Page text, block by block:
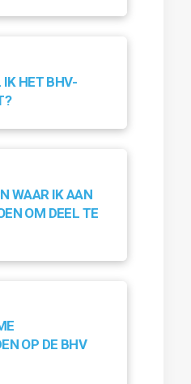
IK HET BHV-
WAAR IK AAN
OM DEEL TE
OP DE BHV